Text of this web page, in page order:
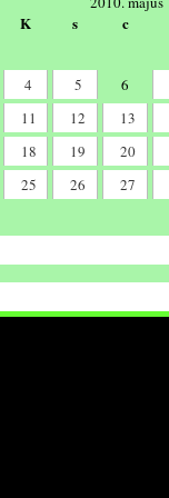
K s c
4 5 6
11 12 13
18 19 20
25 26 27